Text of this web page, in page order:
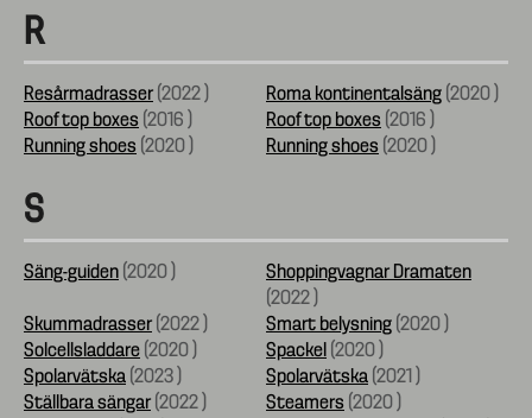
R
Resårmadrasser (2022 ) Roma kontinentalsäng (2020 )
Roof top boxes (2016 ) Roof top boxes (2016 )
Running shoes (2020 ) Running shoes (2020 )
S
Säng-guiden (2020 )
Shoppingvagnar Dramaten
(2022 )
Skummadrasser (2022 ) Smart belysning (2020 )
Solcellsladdare (2020 ) Spackel (2020 )
Spolarvätska (2023 ) Spolarvätska (2021 )
Ställbara sängar (2022 ) Steamers (2020 )